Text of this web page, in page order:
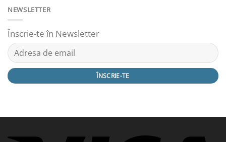
NEWSLETTER
Înscrie-te în Newsletter